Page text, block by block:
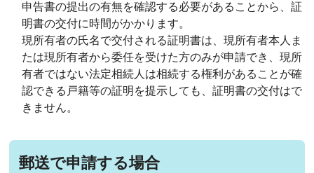
申告書の提出の有無を確認する必要があることから、証
明書の交付に時間がかかります。
現所有者の氏名で交付される証明書は、現所有者本人ま
たは現所有者から委任を受けた方のみが申請でき、現所
有者ではない法定相続人は相続する権利があることが確
認できる戸籍等の証明を提示しても、証明書の交付はで
きません。
郵送で申請する場合